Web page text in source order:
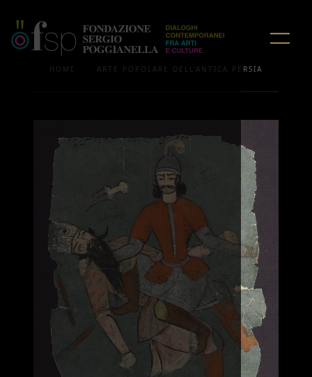
HOME ARTE POPOLARE DELL'ANTICA PERSIA